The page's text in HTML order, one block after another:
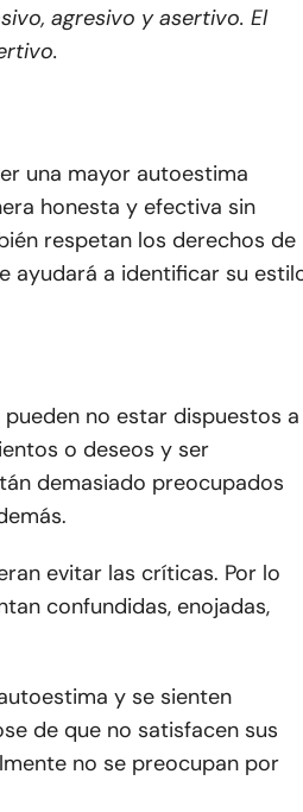
agresivo y asertivo. El
una mayor autoestima
honesta y efectiva sin
respetan los derechos de
ayudará a identificar su
no estar dispuestos a
o deseos y ser
demasiado preocupados
evitar las críticas. Por lo
confundidas, enojadas,
y se sienten
de que no satisfacen sus
no se preocupan por